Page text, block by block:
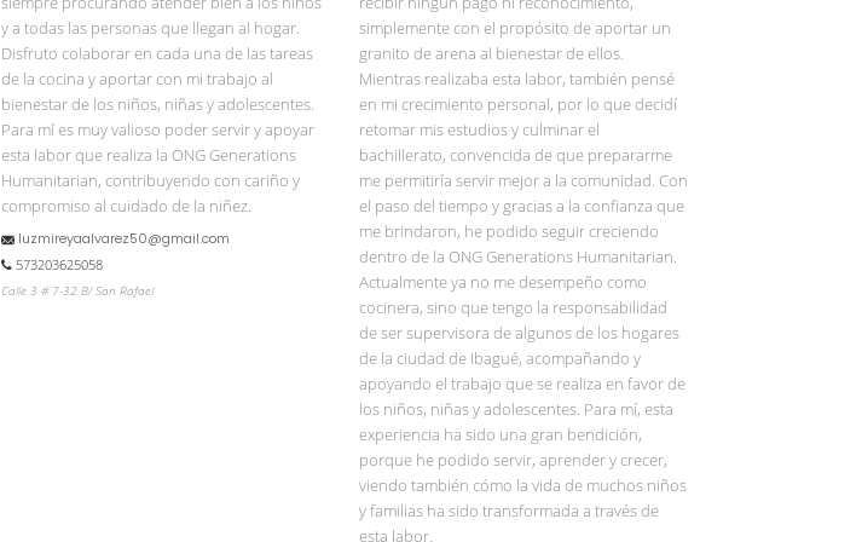
y a todas las personas que llegan al hogar.
Disfruto colaborar en cada una de las tareas
de la cocina y aportar con mi trabajo al
bienestar de los niños, niñas y adolescentes.
Para mí es muy valioso poder servir y apoyar
esta labor que realiza la ONG Generations
Humanitarian, contribuyendo con cariño y
compromiso al cuidado de la niñez.
luzmireyaalvarez50@gmail.com
573203625058
Calle 3 # 7-32 B/ San Rafael
simplemente con el propósito de aportar un
granito de arena al bienestar de ellos.
Mientras realizaba esta labor, también pensé
en mi crecimiento personal, por lo que decidí
retomar mis estudios y culminar el
bachillerato, convencida de que prepararme
me permitiría servir mejor a la comunidad. Con
el paso del tiempo y gracias a la confianza que
me brindaron, he podido seguir creciendo
dentro de la ONG Generations Humanitarian.
Actualmente ya no me desempeño como
cocinera, sino que tengo la responsabilidad
de ser supervisora de algunos de los hogares
de la ciudad de Ibagué, acompañando y
apoyando el trabajo que se realiza en favor de
los niños, niñas y adolescentes. Para mí, esta
experiencia ha sido una gran bendición,
porque he podido servir, aprender y crecer,
viendo también cómo la vida de muchos niños
y familias ha sido transformada a través de
esta labor.